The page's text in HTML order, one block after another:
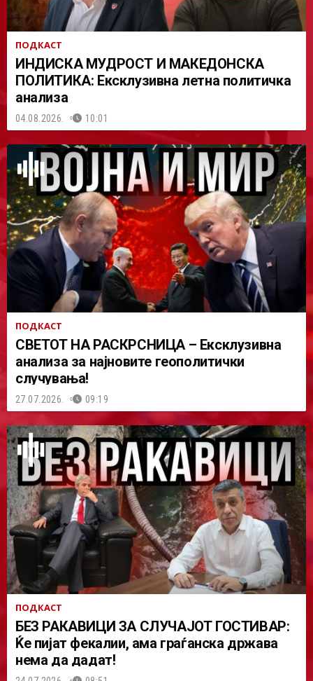
ПОДКАСТ
ИНДИСКА МУДРОСТ И МАКЕДОНСКА
ПОЛИТИКА: Ексклузивна летна политичка
анализа
04.08.2026. 10:01
ПОДКАСТ
СВЕТОТ НА РАСКРСНИЦА – Ексклузивна
анализа за најновите геополитички
случувања!
27.07.2026. 09:19
ПОДКАСТ
БЕЗ РАКАВИЦИ ЗА СЛУЧАЈОТ ГОСТИВАР:
Ќе пијат фекалии, ама граѓанска држава
нема да дадат!